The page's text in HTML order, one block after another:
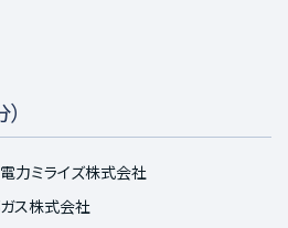
力ミライズ株式会社
ス株式会社